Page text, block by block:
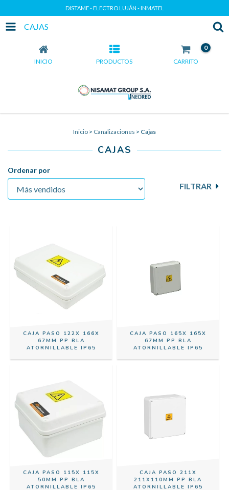
DISTAME - ELECTRO LUJÁN - INMATEL
CAJAS
INICIO PRODUCTOS CARRITO
0
Inicio > Canalizaciones > Cajas
CAJAS
Ordenar por
FILTRAR
CAJA PASO 122X 166X
67MM PP BLA
ATORNILLABLE IP65
CAJA PASO 165X 165X
67MM PP BLA
ATORNILLABLE IP65
CAJA PASO 115X 115X
50MM PP BLA
ATORNILLABLE IP65
CAJA PASO 211X
211X110MM PP BLA
ATORNILLABLE IP65